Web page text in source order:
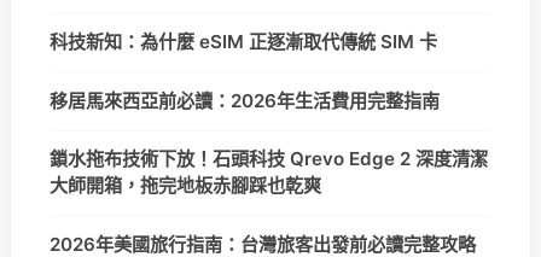
科技新知：為什麼 eSIM 正逐漸取代傳統 SIM 卡
移居馬來西亞前必讀：2026年生活費用完整指南
鎖水拖布技術下放！石頭科技 Qrevo Edge 2 深度清潔
大師開箱，拖完地板赤腳踩也乾爽
2026年美國旅行指南：台灣旅客出發前必讀完整攻略